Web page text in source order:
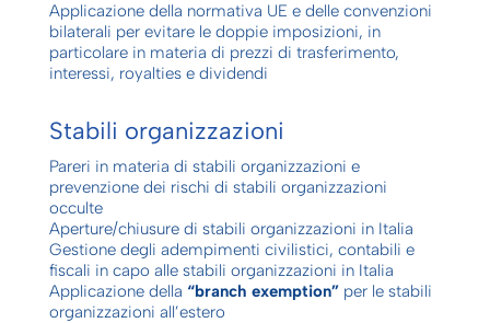
Applicazione della normativa UE e delle convenzioni
bilaterali per evitare le doppie imposizioni, in
particolare in materia di prezzi di trasferimento,
interessi, royalties e dividendi
Stabili organizzazioni
Pareri in materia di stabili organizzazioni e
prevenzione dei rischi di stabili organizzazioni
occulte
Aperture/chiusure di stabili organizzazioni in Italia
Gestione degli adempimenti civilistici, contabili e
fiscali in capo alle stabili organizzazioni in Italia
Applicazione della “branch exemption”per le stabili
organizzazioni all’estero